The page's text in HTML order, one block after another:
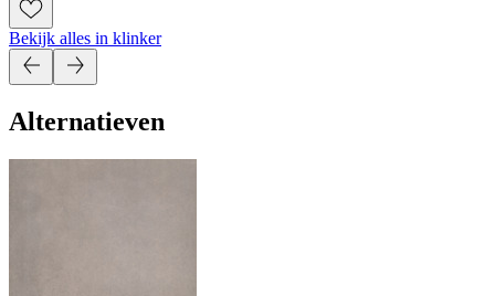
Bekijk alles in klinker
Alternatieven